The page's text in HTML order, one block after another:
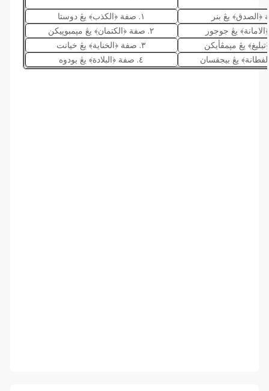
١. صفة ﴿الكذب﴾ يڠ دوستا
٢. صفة ﴿الكتمان﴾ يڠ مڽمبوڽيكن
٣. صفة ﴿الخناية﴾ يڠ خيانت
٤. صفة ﴿البلادة﴾ يڠ بودوه